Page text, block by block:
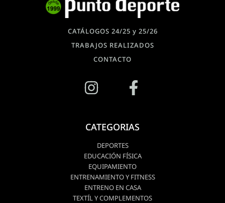
CATÁLOGOS 24/25 y 25/26
TRABAJOS REALIZADOS
CONTACTO
CATEGORIAS
DEPORTES
EDUCACIÓN FÍSICA
EQUIPAMIENTO
ENTRENAMIENTO Y FITNESS
ENTRENO EN CASA
TEXTÍL Y COMPLEMENTOS